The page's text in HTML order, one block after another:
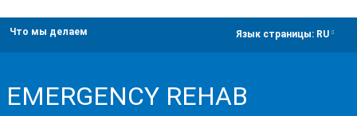
Что мы делаем Язык страницы: RU
EMERGENCY REHAB